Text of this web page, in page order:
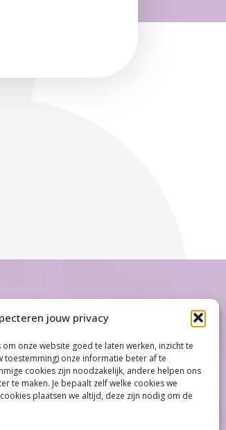
jouw privacy
onze website goed te laten werken, inzicht te
toestemming) onze informatie beter af te
cookies zijn noodzakelijk, andere helpen ons
te maken. Je bepaalt zelf welke cookies we
plaatsen we altijd, deze zijn nodig om de
organisatie die zich
problemen bij
behoort Care for
organisaties op